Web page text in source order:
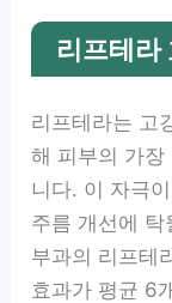
리프테라
리프테라는 고
해 피부의 가
니다. 이 자극
주름 개선에 탁
부과의 리프테
효과가 평균 6